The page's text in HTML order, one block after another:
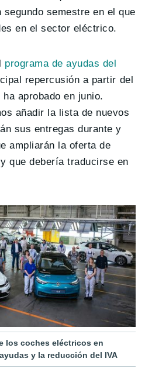
semestre en el que
en el sector eléctrico.
programa de ayudas del
repercusión a partir del
aprobado en junio.
añadir la lista de nuevos
sus entregas durante y
ampliarán la oferta de
que debería traducirse en
los coches eléctricos en
y la reducción del IVA